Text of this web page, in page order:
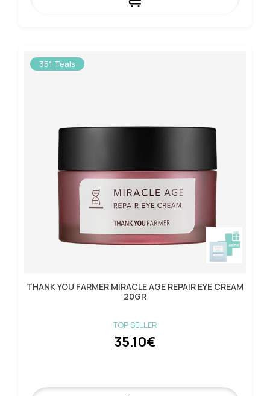
351 Teals
THANK YOU FARMER MIRACLE AGE REPAIR EYE CREAM
20GR
TOP SELLER
35.10€